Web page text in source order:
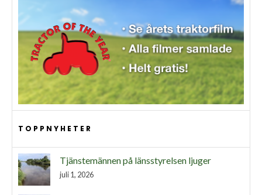
TOPPNYHETER
Tjänstemännen på länsstyrelsen ljuger
juli 1, 2026